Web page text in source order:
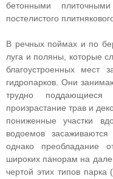
бетонными
постелистого
В речных поймах и по
луга и поляны, которые
благоустроенных мест
гидропарков. Они
трудно поддающиеся
произрастание трав и
пониженные участки
водоемов
однако преобладание
широких панорам на
чертой этих типов